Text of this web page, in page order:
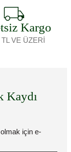
Kargo
TL VE ÜZERİ
Kaydı
için e-